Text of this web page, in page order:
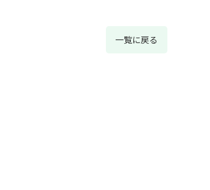
一覧に戻る